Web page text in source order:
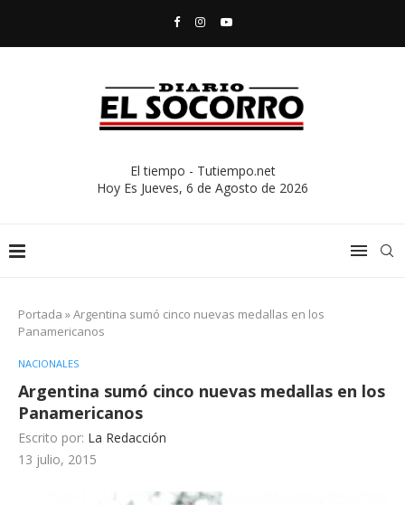
El tiempo - Tutiempo.net
Hoy Es Jueves, 6 de Agosto de 2026
Portada »Argentina sumó cinco nuevas medallas en los
Panamericanos
NACIONALES
Argentina sumó cinco nuevas medallas en los
Panamericanos
Escrito por: La Redacción
13 julio, 2015